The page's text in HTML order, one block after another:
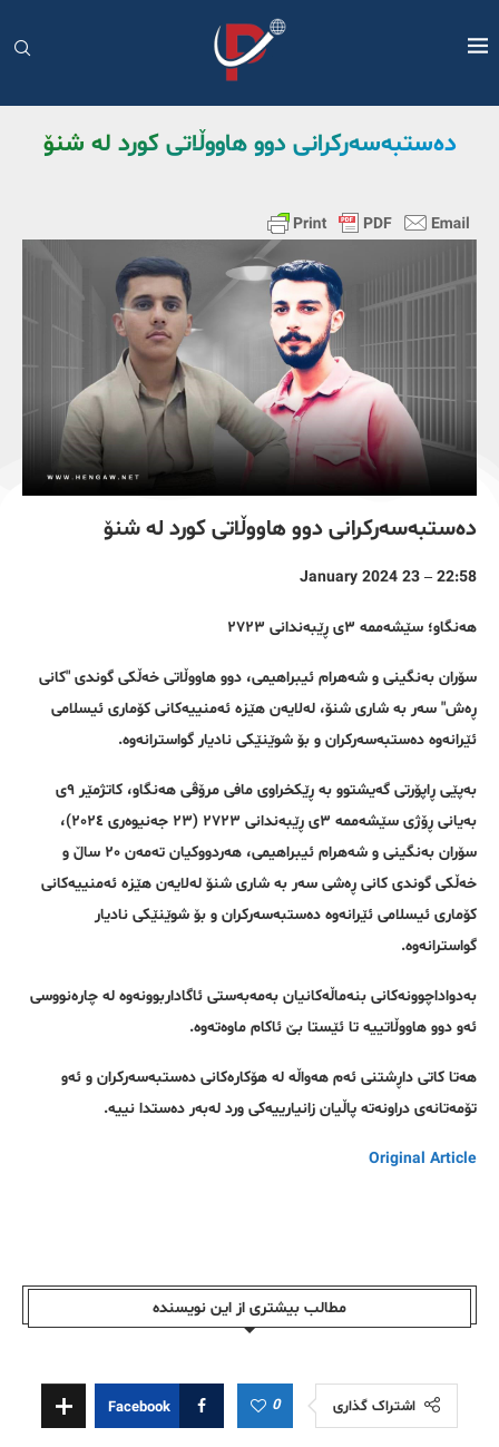
دەستبەسەرکرانی دوو هاووڵاتی کورد لە شنۆ
دەستبەسەرکرانی دوو هاووڵاتی کورد لە شنۆ
22:58 – 23 January 2024
هەنگاو؛ سێشەممە ٣ی ڕێبەندانی ٢٧٢٣
سۆران بەنگینی و شەهرام ئیبراهیمی، دوو هاووڵاتی خەڵکی گوندی "کانی
ڕەش" سەر بە شاری شنۆ، لەلایەن هێزە ئەمنییەکانی کۆماری ئیسلامی
ئێرانەوە دەستبەسەرکران و بۆ شوێنێکی نادیار گواسترانەوە.
بەپێی ڕاپۆرتی گەیشتوو بە ڕێکخراوی مافی مرۆڤی هەنگاو، کاتژمێر ٩ی
بەیانی ڕۆژی سێشەممە ٣ی ڕێبەندانی ٢٧٢٣ (٢٣ جەنیوەری ٢٠٢٤)،
سۆران بەنگینی و شەهرام ئیبراهیمی، هەردووکیان تەمەن ٢٠ ساڵ و
خەڵکی گوندی کانی ڕەشی سەر بە شاری شنۆ لەلایەن هێزە ئەمنییەکانی
کۆماری ئیسلامی ئێرانەوە دەستبەسەرکران و بۆ شوێنێکی نادیار
گواسترانەوە.
بەدواداچوونەکانی بنەماڵەکانیان بەمەبەستی ئاگاداربوونەوە لە چارەنووسی
ئەو دوو هاووڵاتییە تا ئێستا بێ ئاکام ماوەتەوە.
هەتا کاتی داڕشتنی ئەم هەواڵە لە هۆکارەکانی دەستبەسەرکران و ئەو
تۆمەتانەی دراونەتە پاڵیان زانیارییەکی ورد لەبەر دەستدا نییە.
Original Article
مطالب بیشتری از این نویسندە
اشتراک گذاری 0
Facebook